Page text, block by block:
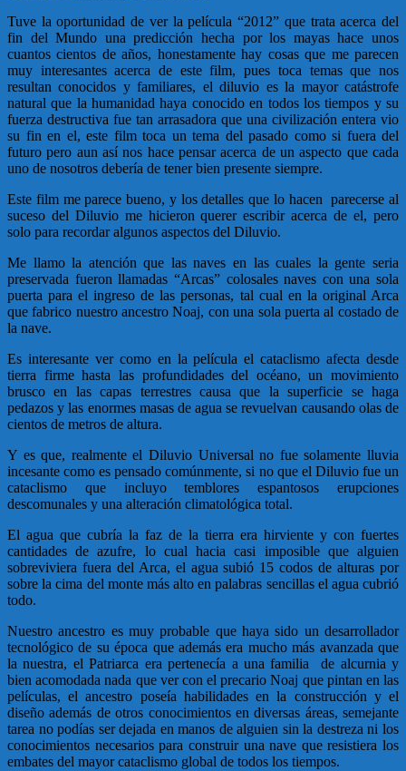
Tuve la oportunidad de ver la película “2012” que trata acerca del
fin del Mundo una predicción hecha por los mayas hace unos
cuantos cientos de años, honestamente hay cosas que me parecen
muy interesantes acerca de este film, pues toca temas que nos
resultan conocidos y familiares, el diluvio es la mayor catástrofe
natural que la humanidad haya conocido en todos los tiempos y su
fuerza destructiva fue tan arrasadora que una civilización entera vio
su fin en el, este film toca un tema del pasado como si fuera del
futuro pero aun así nos hace pensar acerca de un aspecto que cada
uno de nosotros debería de tener bien presente siempre.
Este film me parece bueno, y los detalles que lo hacen parecerse al
suceso del Diluvio me hicieron querer escribir acerca de el, pero
solo para recordar algunos aspectos del Diluvio.
Me llamo la atención que las naves en las cuales la gente seria
preservada fueron llamadas “Arcas” colosales naves con una sola
puerta para el ingreso de las personas, tal cual en la original Arca
que fabrico nuestro ancestro Noaj, con una sola puerta al costado de
la nave.
Es interesante ver como en la película el cataclismo afecta desde
tierra firme hasta las profundidades del océano, un movimiento
brusco en las capas terrestres causa que la superficie se haga
pedazos y las enormes masas de agua se revuelvan causando olas de
cientos de metros de altura.
Y es que, realmente el Diluvio Universal no fue solamente lluvia
incesante como es pensado comúnmente, si no que el Diluvio fue un
cataclismo que incluyo temblores espantosos erupciones
descomunales y una alteración climatológica total.
El agua que cubría la faz de la tierra era hirviente y con fuertes
cantidades de azufre, lo cual hacia casi imposible que alguien
sobreviviera fuera del Arca, el agua subió 15 codos de alturas por
sobre la cima del monte más alto en palabras sencillas el agua cubrió
todo.
Nuestro ancestro es muy probable que haya sido un desarrollador
tecnológico de su época que además era mucho más avanzada que
la nuestra, el Patriarca era pertenecía a una familia de alcurnia y
bien acomodada nada que ver con el precario Noaj que pintan en las
películas, el ancestro poseía habilidades en la construcción y el
diseño además de otros conocimientos en diversas áreas, semejante
tarea no podías ser dejada en manos de alguien sin la destreza ni los
conocimientos necesarios para construir una nave que resistiera los
embates del mayor cataclismo global de todos los tiempos.